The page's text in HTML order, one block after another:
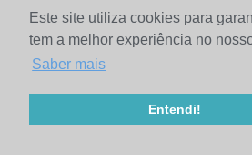
Este site utiliza cookies para
tem a melhor experiência no
Saber mais
Entendi!
E-mail:
Fax: +86-371-
Mapa do site